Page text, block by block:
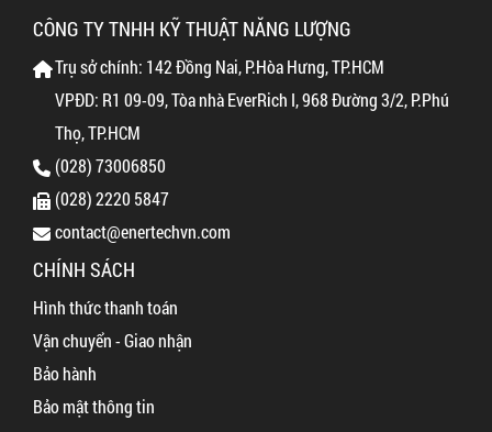
CÔNG TY TNHH KỸ THUẬT NĂNG LƯỢNG
Trụ sở chính: 142 Đồng Nai, P.Hòa Hưng, TP.HCM
VPĐD: R1 09-09, Tòa nhà EverRich I, 968 Đường 3/2, P.Phú
Thọ, TP.HCM
(028) 73006850
(028) 2220 5847
contact@enertechvn.com
CHÍNH SÁCH
Hình thức thanh toán
Vận chuyển - Giao nhận
Bảo hành
Bảo mật thông tin